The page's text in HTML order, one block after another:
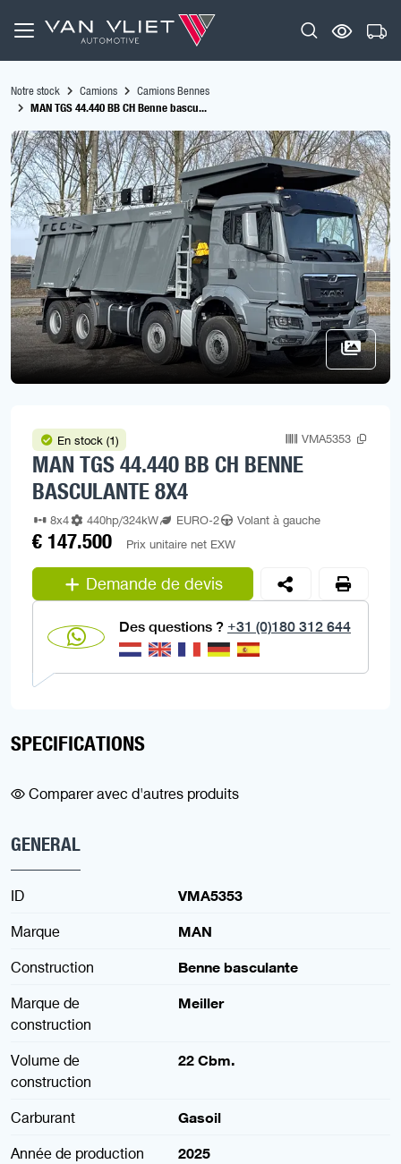
Notre stock Camions
Camions Bennes
MAN TGS 44.440 BB CH Benne bascu...
En stock (1) VMA5353
MAN TGS 44.440 BB CH BENNE
BASCULANTE 8X4
8x4 440hp/324kW EURO-2 Volant à gauche
€ 147.500 Prix unitaire net EXW
Demande de devis
Des questions ? +31 (0)180 312 644
SPECIFICATIONS
Comparer avec d'autres produits
GENERAL
ID
VMA5353
Marque
MAN
Construction
Benne basculante
Marque de
construction
Meiller
Volume de
construction
22 Cbm.
Carburant
Gasoil
Année de production
2025